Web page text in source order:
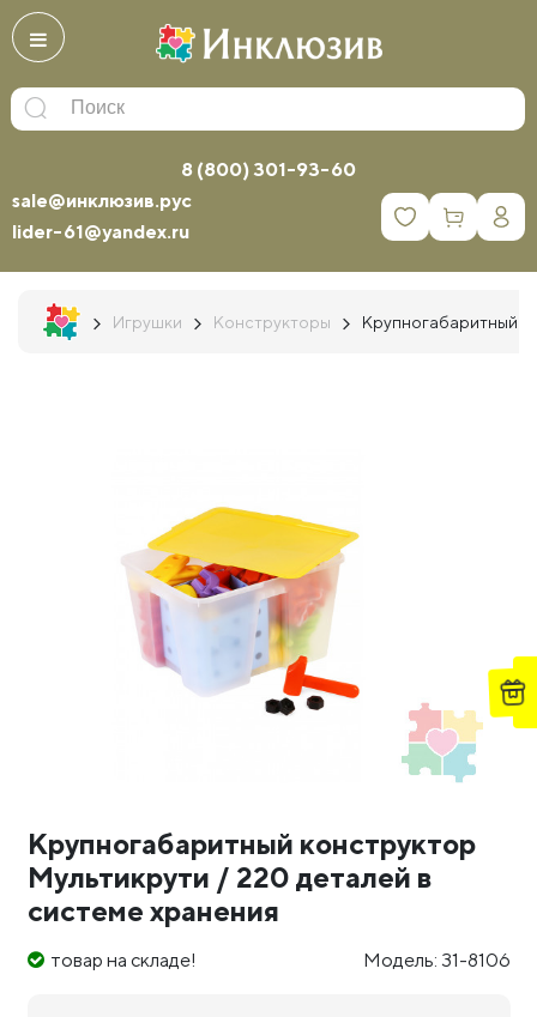
8 (800) 301-93-60
sale@инклюзив.рус
lider-61@yandex.ru
0
Игрушки Конструкторы Крупногабаритный
Крупногабаритный конструктор
Мультикрути / 220 деталей в
системе хранения
товар на складе! Модель: 31-8106